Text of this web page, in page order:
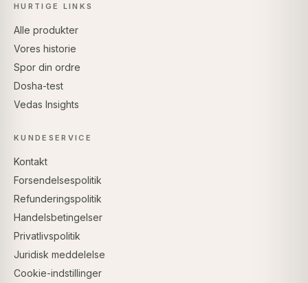
HURTIGE LINKS
Alle produkter
Vores historie
Spor din ordre
Dosha-test
Vedas Insights
KUNDESERVICE
Kontakt
Forsendelsespolitik
Refunderingspolitik
Handelsbetingelser
Privatlivspolitik
Juridisk meddelelse
Cookie-indstillinger